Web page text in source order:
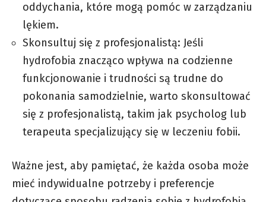
oddychania, które mogą pomóc w zarządzaniu
lękiem.
Skonsultuj się z profesjonalistą: Jeśli
hydrofobia znacząco wpływa na codzienne
funkcjonowanie i trudności są trudne do
pokonania samodzielnie, warto skonsultować
się z profesjonalistą, takim jak psycholog lub
terapeuta specjalizujący się w leczeniu fobii.
Ważne jest, aby pamiętać, że każda osoba może
mieć indywidualne potrzeby i preferencje